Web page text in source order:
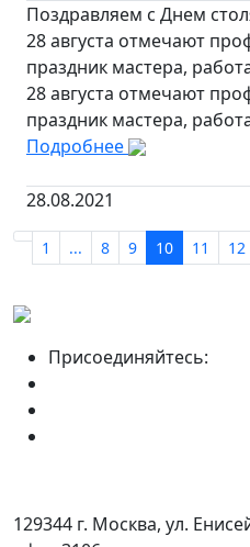
Поздравляем с Днем
28 августа отмечают
праздник мастера,
28 августа отмечают
праздник мастера,
Подробнее
28.08.2021
1 ... 8 9 10 11 12
Присоединяйтесь:
129344 г. Москва, ул.